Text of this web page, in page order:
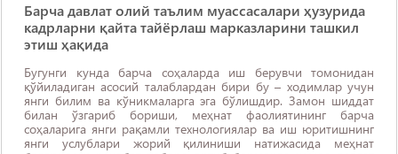
Барча давлат олий таълим муассасалари ҳузурида
кадрларни қайта тайёрлаш марказларини ташкил
этиш ҳақида
Бугунги кунда барча соҳаларда иш берувчи томонидан
қўйиладиган асосий талаблардан бири бу – ходимлар учун
янги билим ва кўникмаларга эга бўлишдир. Замон шиддат
билан ўзгариб бориши, меҳнат фаолиятининг барча
соҳаларига янги рақамли технологиялар ва иш юритишнинг
янги услублари жорий қилиниши натижасида меҳнат